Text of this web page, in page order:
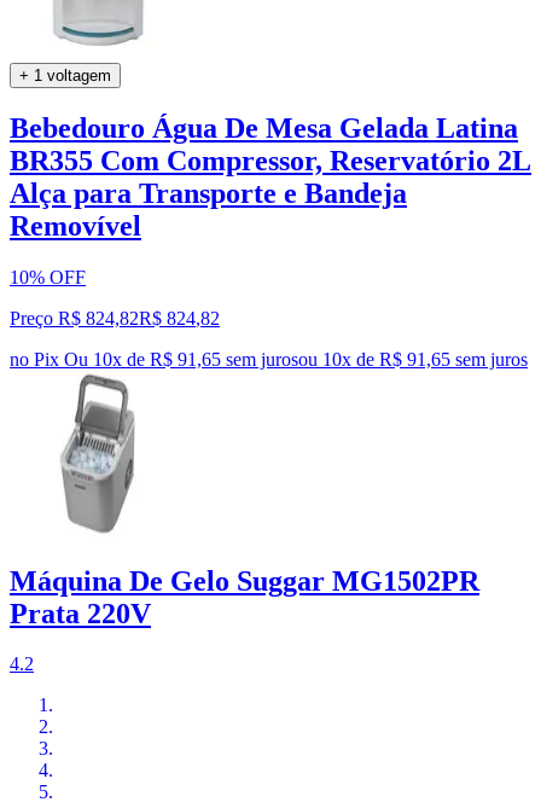
+ 1 voltagem
Bebedouro Água De Mesa Gelada Latina
BR355 Com Compressor, Reservatório 2L
Alça para Transporte e Bandeja
Removível
10% OFF
Preço R$ 824,82R$ 824,82
no Pix Ou 10x de R$ 91,65 sem jurosou 10x de R$ 91,65 sem juros
Máquina De Gelo Suggar MG1502PR
Prata 220V
4.2